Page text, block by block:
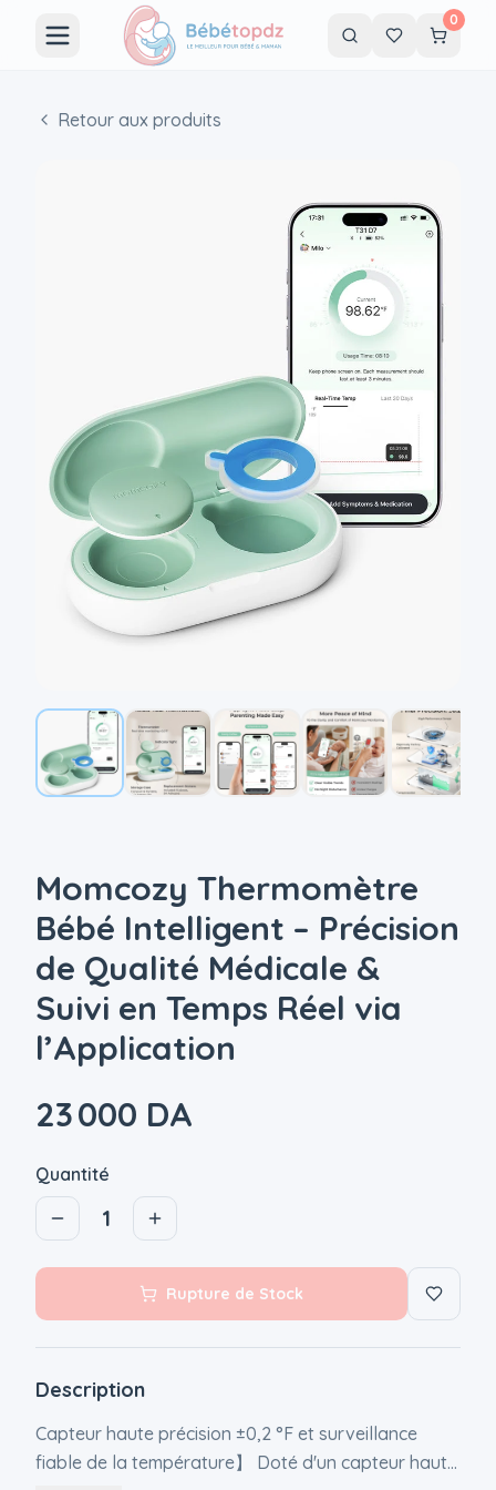
0
Retour aux produits
Momcozy Thermomètre
Bébé Intelligent – Précision
de Qualité Médicale &
Suivi en Temps Réel via
l’Application
23 000 DA
Quantité
1
Rupture de Stock
Description
Capteur haute précision ±0,2 °F et surveillance
fiable de la température】 Doté d'un capteur haute